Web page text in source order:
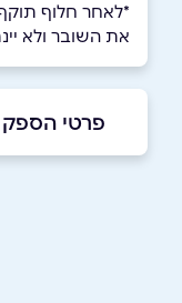
*לאחר חלוף
את השובר ולא
פרטי הספק